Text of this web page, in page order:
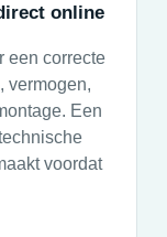
online
een correcte
vermogen,
Een
voordat